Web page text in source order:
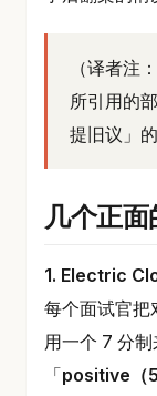
（译者注
所引用的
提旧议」
几个正面
1. Electric
每个面试官把
用一个 7 分
「positive（5